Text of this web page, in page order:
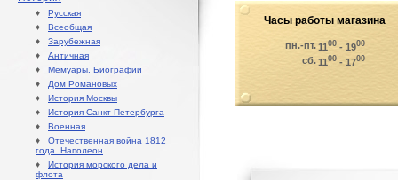
♦ Русская
♦ Всеобщая
♦ Зарубежная
♦ Античная
♦ Мемуары. Биографии
♦ Дом Романовых
♦ История Москвы
♦ История Санкт-Петербурга
♦ Военная
♦ Отечественная война 1812
года. Наполеон
♦ История морского дела и
флота
Часы работы магазина
пн.-пт.1100 - 1900
сб.1100 - 1700